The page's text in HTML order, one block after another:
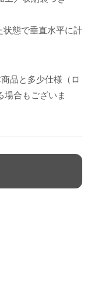
態で垂直水平に計
品と多少仕様（ロ
場合もございま